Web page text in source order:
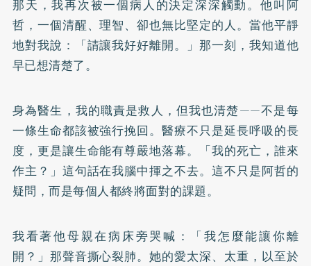
那天，我再次被一個病人的決定深深觸動。他叫阿
哲，一個清醒、理智、卻也無比堅定的人。當他平靜
地對我說：「請讓我好好離開。」那一刻，我知道他
早已想清楚了。
身為醫生，我的職責是救人，但我也清楚——不是每
一條生命都該被強行挽回。醫療不只是延長呼吸的長
度，更是讓生命能有尊嚴地落幕。「我的死亡，誰來
作主？」這句話在我腦中揮之不去。這不只是阿哲的
疑問，而是每個人都終將面對的課題。
我看著他母親在病床旁哭喊：「我怎麼能讓你離
開？」那聲音撕心裂肺。她的愛太深、太重，以至於